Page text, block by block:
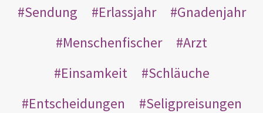
Sendung
Erlassjahr
Gnadenjahr
Menschenfischer
Arzt
Einsamkeit
Schläuche
Entscheidungen
Seligpreisungen